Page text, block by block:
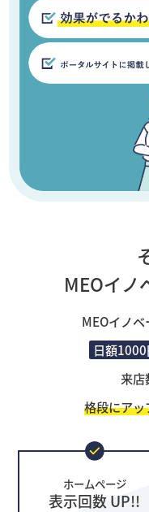
MEOイノ
MEOイノベ
日額1000
来店
格段にアッ
ホームページ
表示回数 UP!!